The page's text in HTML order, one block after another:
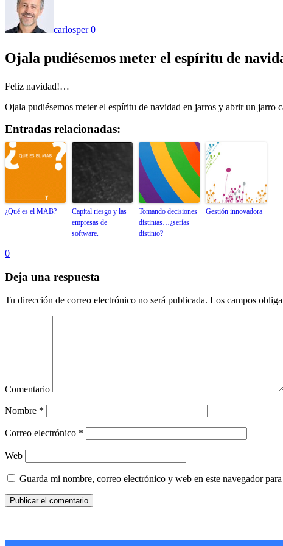
carlosper 0
Ojala pudiésemos meter el espíritu de
Feliz navidad!…
Ojala pudiésemos meter el espíritu de navidad en jarros y abrir un jarro
Entradas relacionadas:
¿Qué es el MAB?
Capital riesgo y las
empresas de
software.
Tomando decisiones
distintas…¿serías
distinto?
Gestión innovadora
0
Deja una respuesta
Tu dirección de correo electrónico no será publicada. Los campos
Comentario
Nombre *
Correo electrónico *
Web
Guarda mi nombre, correo electrónico y web en este navegador